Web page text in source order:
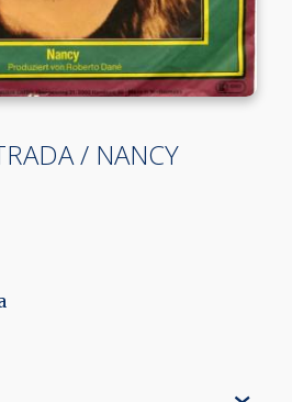
/ NANCY